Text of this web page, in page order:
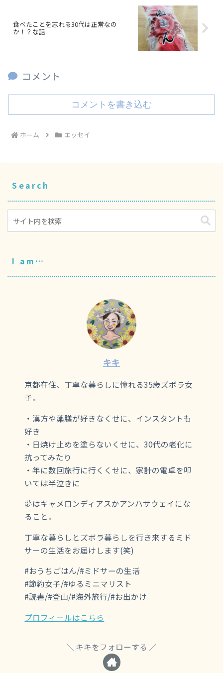
食べたことを忘れる30代は正常なの
か！？な話
コメント
コメントを書き込む
ホーム エッセイ
Search
I am…
キキ
京都在住、丁寧な暮らしに憧れる35歳ズボラ女
子。
・漢方や薬膳が好きなくせに、インスタントも
好き
・日焼け止めを塗らないくせに、30代の老化に
抗ってみたり
・年に数回旅行に行くくせに、家計の電卓を叩
いては半泣きに
夢はキャメロンディアスかアンハサウェイにな
ること。
丁寧な暮らしとズボラ暮らしを行き来するミド
サーの生活をお届けします(笑)
#おうちごはん/#ミドサーの生活
#節約女子/#ゆるミニマリスト
#読書/#登山/#海外旅行/#お出かけ
プロフィールはこちら
キキをフォローする